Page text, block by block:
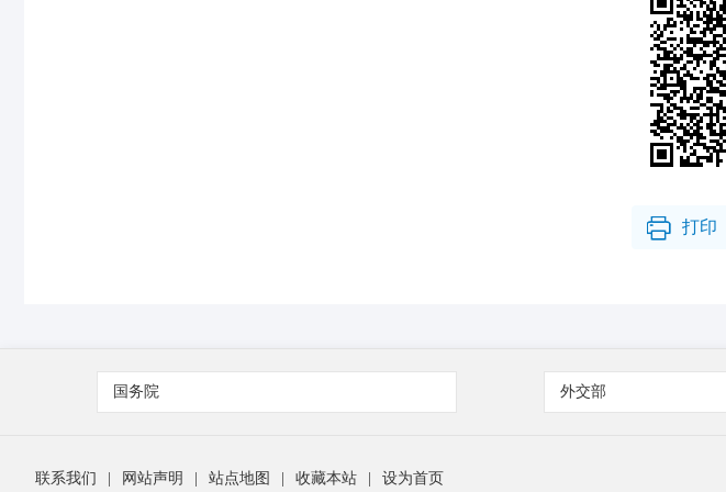
打印
国务院 外交部
联系我们 网站声明 站点地图 收藏本站 设为首页